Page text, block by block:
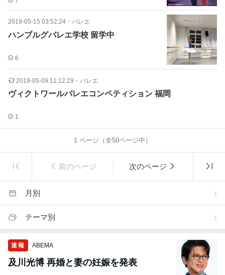
2019-05-15 03:52:24 ・ バレエ
ハンブルグバレエ学校 留学中
6
2019-05-09 11:12:29 ・ バレエ
ヴィクトワールバレエコンペティション 福岡
1
1ページ（全50ページ中）
前のページ 次のページ
月別
テーマ別
速報 ABEMA
及川光博 再婚と妻の妊娠を発表